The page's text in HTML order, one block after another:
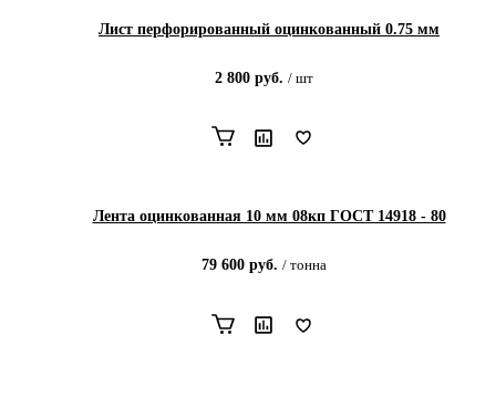
Лист перфорированный оцинкованный 0.75 мм
2 800руб. / шт
Лента оцинкованная 10 мм 08кп ГОСТ 14918 - 80
79 600руб. / тонна